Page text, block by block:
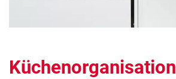
Küchenorganisation